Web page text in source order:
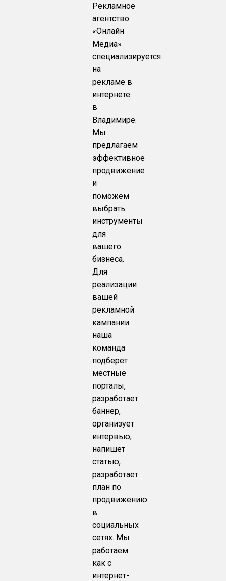
Рекламное
агентство
«Онлайн
Медиа»
специализируется
на
рекламе в
интернете
в
Владимире.
Мы
предлагаем
эффективное
продвижение
и
поможем
выбрать
инструменты
для
вашего
бизнеса.
Для
реализации
вашей
рекламной
кампании
наша
команда
подберет
местные
порталы,
разработает
баннер,
организует
интервью,
напишет
статью,
разработает
план по
продвижению
в
социальных
сетях. Мы
работаем
как с
интернет-